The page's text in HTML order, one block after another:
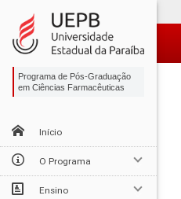
para
conteúdo
para
menu
para
busca
para
rodapé

Programa de Pós-Graduação
em Ciências Farmacêuticas
Início
O Programa
Ensino